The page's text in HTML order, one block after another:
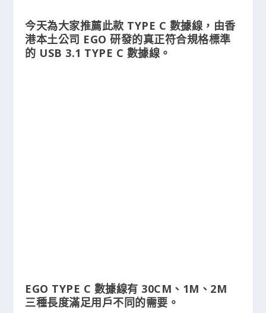
今天為大家推薦此款 TYPE C 數據線，由香
港本土公司 EGO 研發的真正符合規格標準
的 USB 3.1 TYPE C 數據線。
EGO TYPE C 數據線有 30CM、1M、2M
三種長度滿足用戶不同的需要。